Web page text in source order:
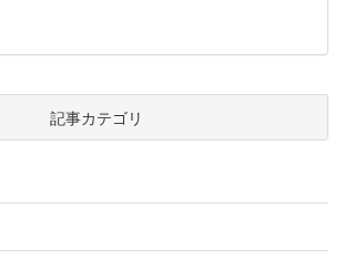
記事カテゴリ